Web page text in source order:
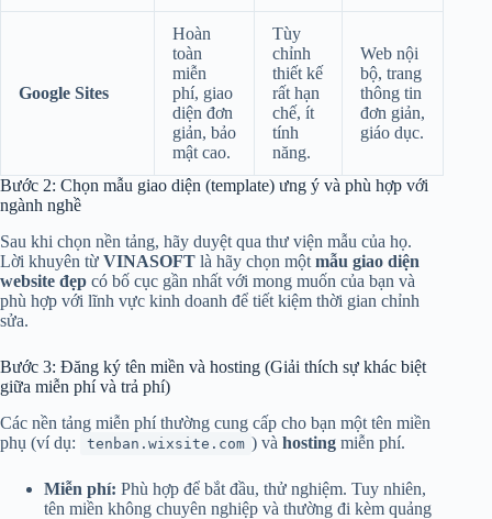
Google Sites
Hoàn
toàn
miễn
phí, giao
diện đơn
giản, bảo
mật cao.
Tùy
chỉnh
thiết kế
rất hạn
chế, ít
tính
năng.
Web nội
bộ, trang
thông tin
đơn giản,
giáo dục.
Bước 2: Chọn mẫu giao diện (template) ưng ý và phù hợp với
ngành nghề
Sau khi chọn nền tảng, hãy duyệt qua thư viện mẫu của họ.
Lời khuyên từ VINASOFT là hãy chọn một mẫu giao diện
website đẹp có bố cục gần nhất với mong muốn của bạn và
phù hợp với lĩnh vực kinh doanh để tiết kiệm thời gian chỉnh
sửa.
Bước 3: Đăng ký tên miền và hosting (Giải thích sự khác biệt
giữa miễn phí và trả phí)
Các nền tảng miễn phí thường cung cấp cho bạn một tên miền
phụ (ví dụ:
tenban.wixsite.com ) và hosting miễn phí.
Miễn phí: Phù hợp để bắt đầu, thử nghiệm. Tuy nhiên,
tên miền không chuyên nghiệp và thường đi kèm quảng